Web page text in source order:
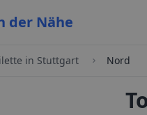
der Nähe
in Stuttgart Nord